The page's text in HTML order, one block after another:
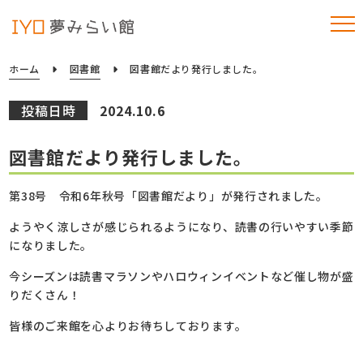
ホーム 図書館 図書館だより発行しました。
投稿日時 2024.10.6
図書館だより発行しました。
第38号 令和6年秋号「図書館だより」が発行されました。
ようやく涼しさが感じられるようになり、読書の行いやすい季節
になりました。
今シーズンは読書マラソンやハロウィンイベントなど催し物が盛
りだくさん！
皆様のご来館を心よりお待ちしております。